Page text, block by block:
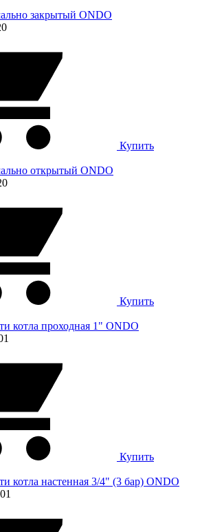
закрытый ONDO
Купить
открытый ONDO
Купить
котла проходная 1" ONDO
Купить
котла настенная 3/4" (3 бар) ONDO